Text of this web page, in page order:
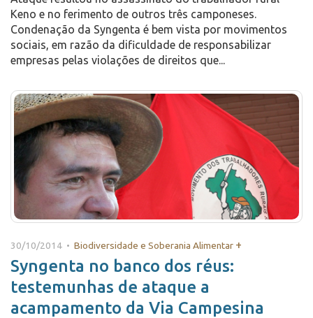
Keno e no ferimento de outros três camponeses.
Condenação da Syngenta é bem vista por movimentos
sociais, em razão da dificuldade de responsabilizar
empresas pelas violações de direitos que...
30/10/2014 • Biodiversidade e Soberania Alimentar +
Syngenta no banco dos réus:
testemunhas de ataque a
acampamento da Via Campesina